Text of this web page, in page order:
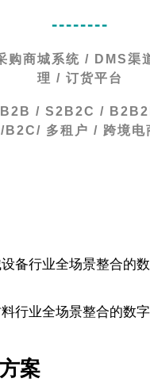
--------
购商城系统 / DMS渠
理 / 订货平台
/ S2B2C /
/B2C/ 多租户 / 跨境电
备行业全场景整合的
料行业全场景整合的数
案